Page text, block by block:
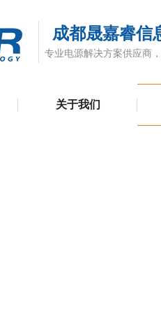
成都晟嘉睿信
专业电源解决方案供应商
关于我们